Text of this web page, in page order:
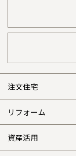
注文住宅
注文住宅 トップ
グレートステージ
リフォーム
リフォーム トップ
資産活用